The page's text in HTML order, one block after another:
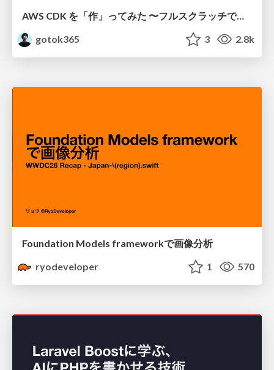
AWS CDK を「作」ってみた 〜フルスクラッチで見えた CDK の裏側〜 / aws-cdk-from-scratch
gotok365
3 2.8k
Foundation Models frameworkで画像分析
ryodeveloper
1 570